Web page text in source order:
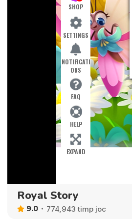
Royal Story
9.0 774,943 timp joc